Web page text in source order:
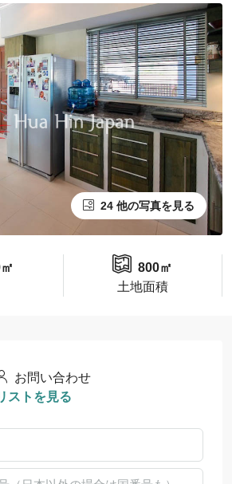
24 他の写真を見る
800㎡
土地面積
お問い合わせ
ストを見る